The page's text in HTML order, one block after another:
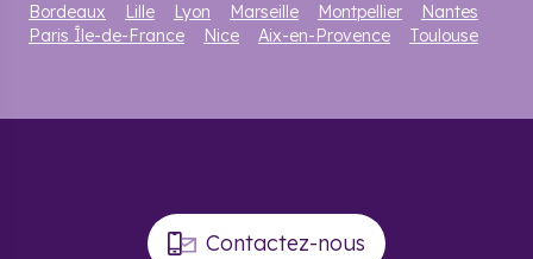
Bordeaux Lille Lyon Marseille Montpellier
Nantes
Paris Île-de-France
Nice Aix-en-Provence Toulouse
Contactez-nous